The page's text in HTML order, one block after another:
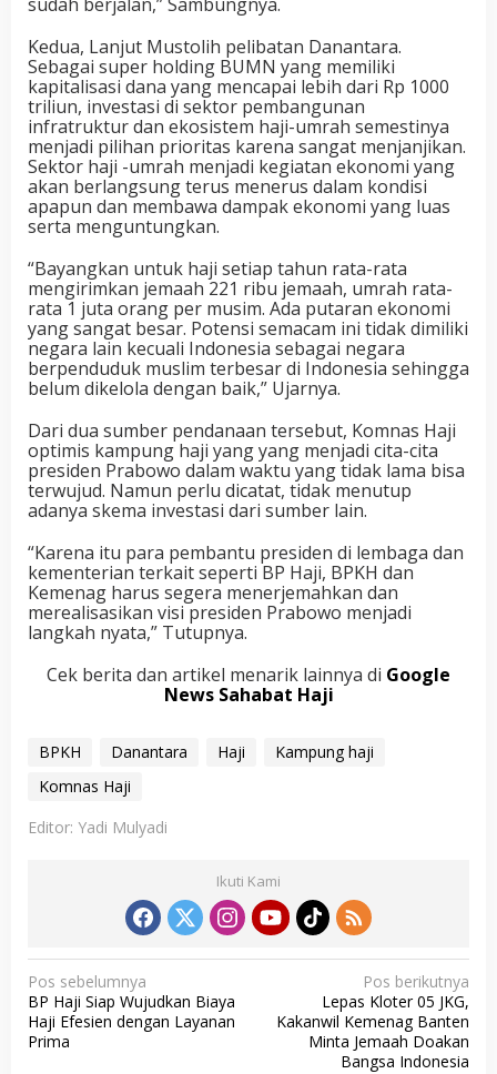
Kedua, Lanjut Mustolih pelibatan Danantara.
Sebagai super holding BUMN yang memiliki
kapitalisasi dana yang mencapai lebih dari Rp 1000
triliun, investasi di sektor pembangunan
infratruktur dan ekosistem haji-umrah semestinya
menjadi pilihan prioritas karena sangat menjanjikan.
Sektor haji -umrah menjadi kegiatan ekonomi yang
akan berlangsung terus menerus dalam kondisi
apapun dan membawa dampak ekonomi yang luas
serta menguntungkan.
“Bayangkan untuk haji setiap tahun rata-rata
mengirimkan jemaah 221 ribu jemaah, umrah rata-
rata 1 juta orang per musim. Ada putaran ekonomi
yang sangat besar. Potensi semacam ini tidak dimiliki
negara lain kecuali Indonesia sebagai negara
berpenduduk muslim terbesar di Indonesia sehingga
belum dikelola dengan baik,” Ujarnya.
Dari dua sumber pendanaan tersebut, Komnas Haji
optimis kampung haji yang yang menjadi cita-cita
presiden Prabowo dalam waktu yang tidak lama bisa
terwujud. Namun perlu dicatat, tidak menutup
adanya skema investasi dari sumber lain.
“Karena itu para pembantu presiden di lembaga dan
kementerian terkait seperti BP Haji, BPKH dan
Kemenag harus segera menerjemahkan dan
merealisasikan visi presiden Prabowo menjadi
langkah nyata,” Tutupnya.
Cek berita dan artikel menarik lainnya di Google
News Sahabat Haji
BPKH Danantara Haji
Kampung haji
Komnas Haji
Editor: Yadi Mulyadi
Ikuti Kami
N
a
v
Pos sebelumnya
BP Haji Siap Wujudkan Biaya
Haji Efesien dengan Layanan
Prima
Pos berikutnya
Lepas Kloter 05 JKG,
Kakanwil Kemenag Banten
Minta Jemaah Doakan
Bangsa Indonesia